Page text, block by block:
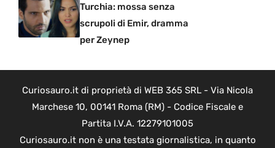
Turchia: mossa senza
scrupoli di Emir, dramma
per Zeynep
Curiosauro.it di proprietà di WEB 365 SRL - Via Nicola
Marchese 10, 00141 Roma (RM) - Codice Fiscale e
Partita I.V.A. 12279101005
Curiosauro.it non è una testata giornalistica, in quanto